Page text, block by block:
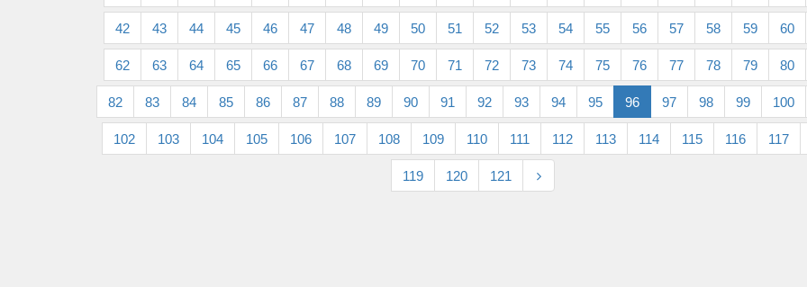
42 43 44 45 46 47 48 49 50 51 52 53 54 55 56 57 58 59 60
62 63 64 65 66 67 68 69 70 71 72 73 74 75 76 77 78 79 80
82 83 84 85 86 87 88 89 90 91 92 93 94 95 96 97 98 99 100
102 103 104 105 106 107 108 109 110 111 112 113 114 115 116 117
119 120 121